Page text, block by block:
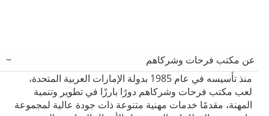
عن مكتب فرحات وشركاهم
منذ تأسيسه في عام 1985 بدولة الإمارات العربية المتحدة،
لعب مكتب فرحات وشركاهم دورًا بارزًا في تطوير وتنمية
المهنة، مقدمًا خدمات مهنية متنوعة ذات جودة عالية لمجموعة